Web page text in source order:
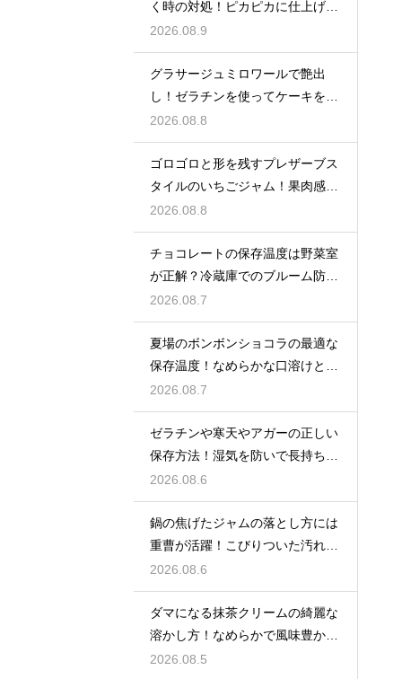
く時の対処！ピカピカに仕上げる
ための秘策
2026.08.9
グラサージュミロワールで艶出
し！ゼラチンを使ってケーキを美
しく飾る
2026.08.8
ゴロゴロと形を残すプレザーブス
タイルのいちごジャム！果肉感を
たっぷり楽しむ美味しいレシピ
2026.08.8
チョコレートの保存温度は野菜室
が正解？冷蔵庫でのブルーム防止
策
2026.08.7
夏場のボンボンショコラの最適な
保存温度！なめらかな口溶けと美
しいツヤを保つための管理方法
2026.08.7
ゼラチンや寒天やアガーの正しい
保存方法！湿気を防いで長持ちさ
せるコツ
2026.08.6
鍋の焦げたジャムの落とし方には
重曹が活躍！こびりついた汚れを
綺麗に落としてピカピカにする技
2026.08.6
ダマになる抹茶クリームの綺麗な
溶かし方！なめらかで風味豊かな
クリームを作る
2026.08.5